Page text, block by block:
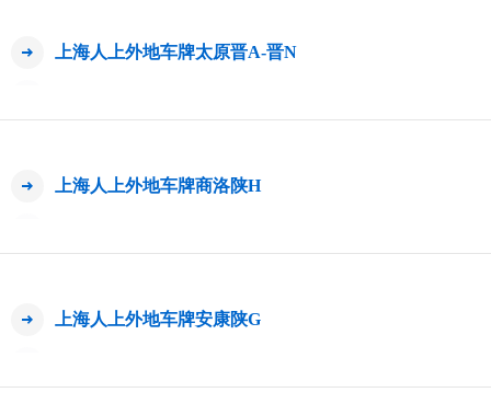
上海人上外地车牌太原晋A-晋N
上海人上外地车牌商洛陕H
上海人上外地车牌安康陕G